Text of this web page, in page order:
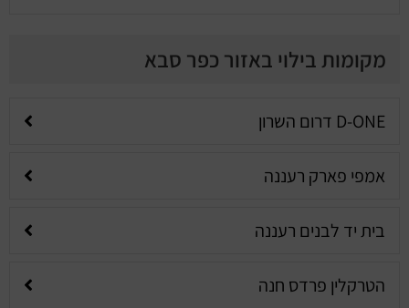
מקומות בילוי באזור כפר סבא
D-ONE דרום השרון
אמפי פארק רעננה
בית יד לבנים רעננה
הטרקלין פרדס חנה